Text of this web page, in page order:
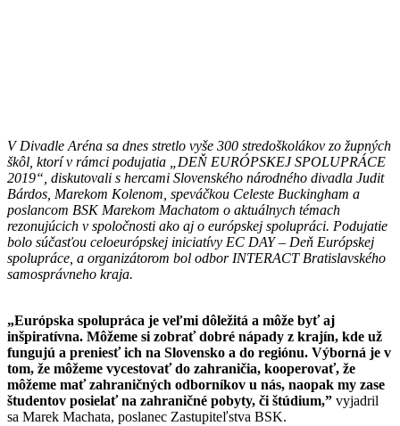
V Divadle Aréna sa dnes stretlo vyše 300 stredoškolákov zo župných
škôl, ktorí v rámci podujatia „DEŇ EURÓPSKEJ SPOLUPRÁCE
2019“, diskutovali s hercami Slovenského národného divadla Judit
Bárdos, Marekom Kolenom, speváčkou Celeste Buckingham a
poslancom BSK Marekom Machatom o aktuálnych témach
rezonujúcich v spoločnosti ako aj o európskej spolupráci. Podujatie
bolo súčasťou celoeurópskej iniciatívy EC DAY – Deň Európskej
spolupráce, a organizátorom bol odbor INTERACT Bratislavského
samosprávneho kraja.
„Európska spolupráca je veľmi dôležitá a môže byť aj
inšpiratívna. Môžeme si zobrať dobré nápady z krajín, kde už
fungujú a preniesť ich na Slovensko a do regiónu. Výborná je v
tom, že môžeme vycestovať do zahraničia, kooperovať, že
môžeme mať zahraničných odborníkov u nás, naopak my zase
študentov posielať na zahraničné pobyty, či štúdium,” vyjadril
sa Marek Machata, poslanec Zastupiteľstva BSK.